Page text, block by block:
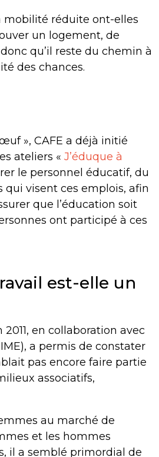
mobilité réduite ont-elles
un logement, de
qu’il reste du chemin à
des chances.
», CAFE a déjà initié
ateliers «J’éduque à
le personnel éducatif, du
qui visent ces emplois, afin
que l’éducation soit
ont participé à ces
est-elle un
en collaboration avec
a permis de constater
pas encore faire partie
associatifs,
au marché de
et les hommes
il a semblé primordial de